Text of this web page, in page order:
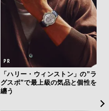
「ハリー・ウィンストン」の”ラ
グスポ”で最上級の気品と個性を
纏う
4